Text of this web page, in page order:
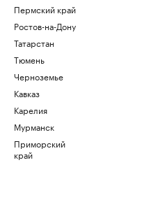
Пермский край
Ростов-на-Дону
Татарстан
Тюмень
Черноземье
Кавказ
Карелия
Мурманск
Приморский
край